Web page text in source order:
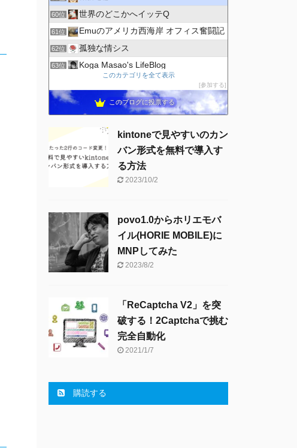
60位 世界のどこかへイッテQ
61位 Emuのアメリカ西海岸 オフィス奮闘記
62位 孤独な情シス
63位 Koga Masao's LifeBlog
65位 IT小僧の時事放談
66位 ricemountainer-blog
このカテゴリを全て表示
参加する
このブログに投票する
kintoneで見やすいのカン
バン形式を無料で導入す
る方法
2023/10/2
povo1.0からホリエモバ
イル(HORIE MOBILE)に
MNPしてみた
2023/8/2
「ReCaptcha V2」を突
破する！2Captchaで挑む
完全自動化
2021/1/7
購読する